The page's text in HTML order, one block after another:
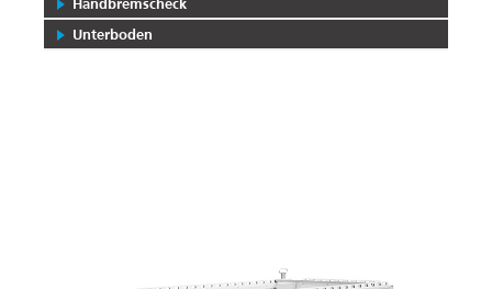
Handbremscheck
Unterboden